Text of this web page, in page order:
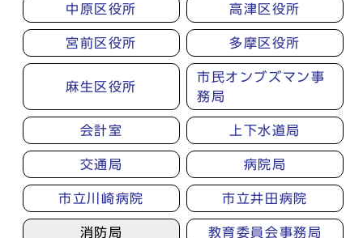
中原区役所 高津区役所
宮前区役所 多摩区役所
麻生区役所
市民オンブズマン事
務局
会計室 上下水道局
交通局 病院局
市立川崎病院 市立井田病院
消防局 教育委員会事務局